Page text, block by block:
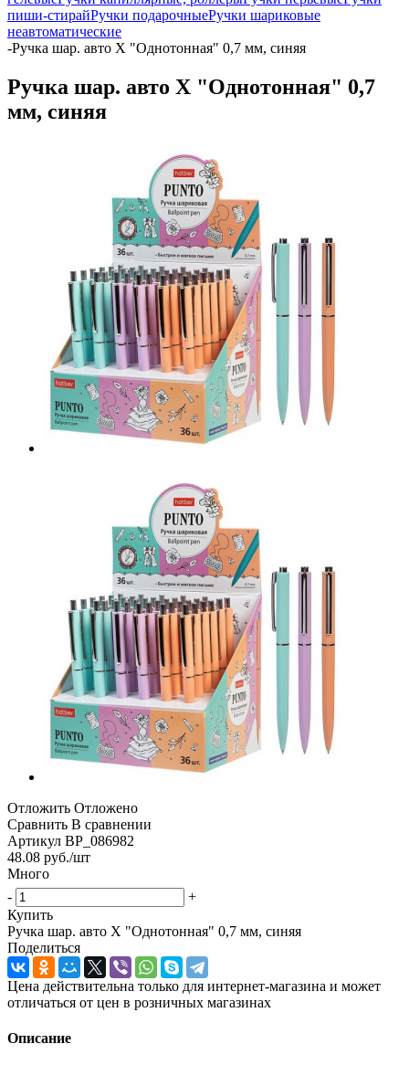
пиши-стирайРучки подарочныеРучки шариковые
неавтоматические
-Ручка шар. авто Х "Однотонная" 0,7 мм, синяя
Ручка шар. авто Х "Однотонная" 0,7
мм, синяя
Отложить Отложено
Сравнить В сравнении
Артикул BP_086982
48.08 руб./шт
Много
-
+
Купить
Ручка шар. авто Х "Однотонная" 0,7 мм, синяя
Поделиться
Цена действительна только для интернет-магазина и может
отличаться от цен в розничных магазинах
Описание